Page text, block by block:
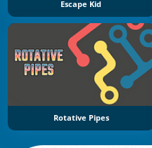
Escape Kid
Rotative Pipes